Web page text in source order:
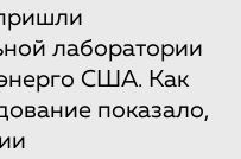
лаборатории
США. Как
показало,